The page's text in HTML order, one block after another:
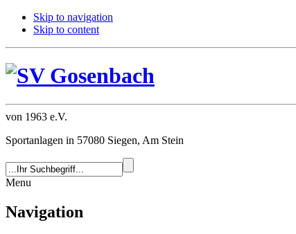
Skip to navigation
Skip to content
von 1963 e.V.
Sportanlagen in 57080 Siegen, Am Stein
Menu
Navigation